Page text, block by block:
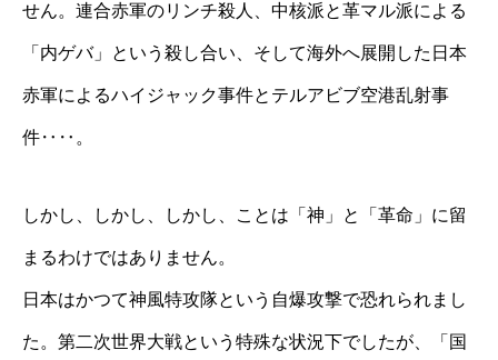
せん。連合赤軍のリンチ殺人、中核派と革マル派による
「内ゲバ」という殺し合い、そして海外へ展開した日本
赤軍によるハイジャック事件とテルアビブ空港乱射事
件‥‥。
しかし、しかし、しかし、ことは「神」と「革命」に留
まるわけではありません。
日本はかつて神風特攻隊という自爆攻撃で恐れられまし
た。第二次世界大戦という特殊な状況下でしたが、「国